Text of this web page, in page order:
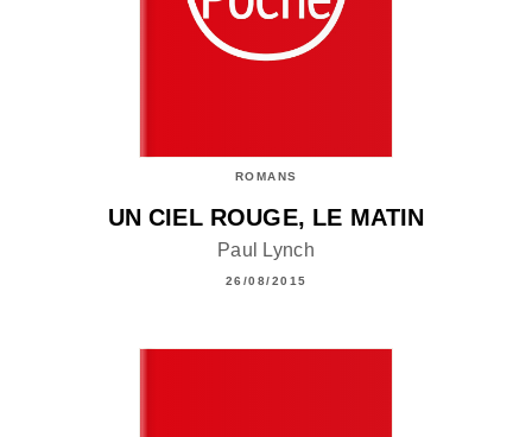
ROMANS
UN CIEL ROUGE, LE MATIN
Paul Lynch
26/08/2015